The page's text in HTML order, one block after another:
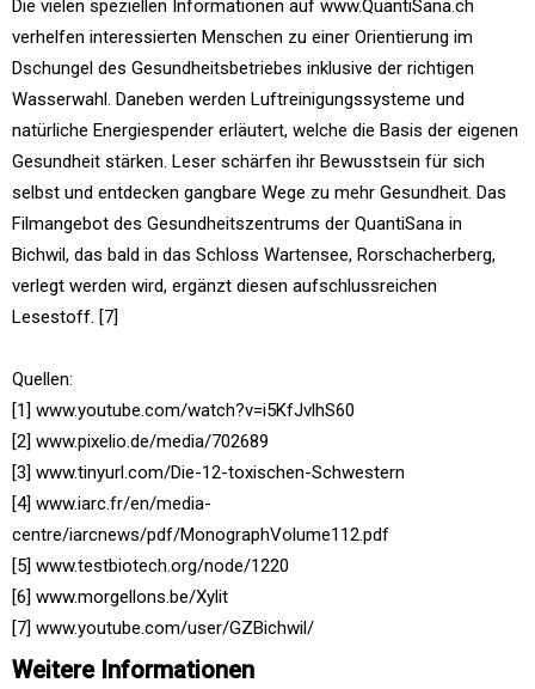
Die vielen speziellen Informationen auf www.QuantiSana.ch
verhelfen interessierten Menschen zu einer Orientierung im
Dschungel des Gesundheitsbetriebes inklusive der richtigen
Wasserwahl. Daneben werden Luftreinigungssysteme und
natürliche Energiespender erläutert, welche die Basis der eigenen
Gesundheit stärken. Leser schärfen ihr Bewusstsein für sich
selbst und entdecken gangbare Wege zu mehr Gesundheit. Das
Filmangebot des Gesundheitszentrums der QuantiSana in
Bichwil, das bald in das Schloss Wartensee, Rorschacherberg,
verlegt werden wird, ergänzt diesen aufschlussreichen
Lesestoff. [7]
Quellen:
[1] www.youtube.com/watch?v=i5KfJvlhS60
[2] www.pixelio.de/media/702689
[3] www.tinyurl.com/Die-12-toxischen-Schwestern
[4] www.iarc.fr/en/media-
centre/iarcnews/pdf/MonographVolume112.pdf
[5] www.testbiotech.org/node/1220
[6] www.morgellons.be/Xylit
[7] www.youtube.com/user/GZBichwil/
Weitere Informationen